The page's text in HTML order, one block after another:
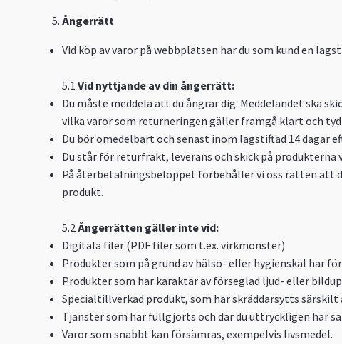
Ångerrätt
Vid köp av varor på webbplatsen har du som kund en
5.1 Vid nyttjande av din ångerrätt:
Du måste meddela att du ångrar dig. Meddelandet ska
vilka varor som returneringen gäller framgå klart och
Du bör omedelbart och senast inom lagstiftad 14 dagar
Du står för returfrakt, leverans och skick på
På återbetalningsbeloppet förbehåller vi oss rätten att
produkt.
5.2Ångerrätten gäller inte vid:
Digitala filer (PDF filer som t.ex. virkmönster)
Produkter som på grund av hälso- eller hygienskäl har
Produkter som har karaktär av förseglad ljud- eller
Specialtillverkad produkt, som har skräddarsytts
Tjänster som har fullgjorts och där du uttryckligen har
Varor som snabbt kan försämras, exempelvis livsmedel.